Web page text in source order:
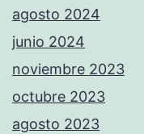
agosto 2024
junio 2024
noviembre 2023
octubre 2023
agosto 2023